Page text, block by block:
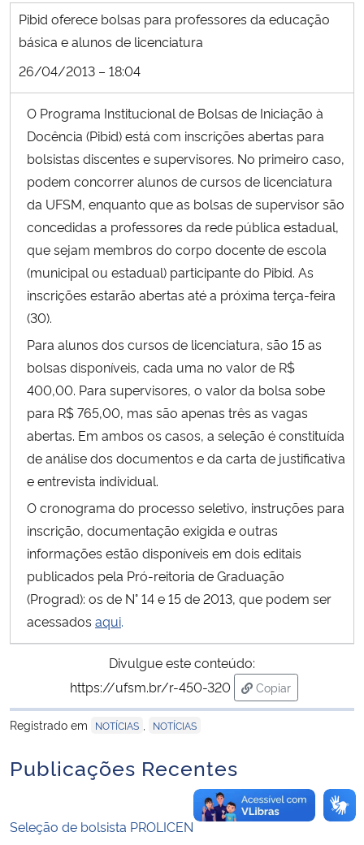
Ministério da Cidadania
Ministério da Ciência, Tecnologia, Inovações e Comunicações
Ministério do Meio Ambiente
Ministério do Turismo
Ministério do Desenvolvimento Regional
Controladoria-Geral da União
Secretaria-Geral
Secretaria de Governo
Gabinete de Segurança Institucional
Advocacia-Geral da União
Banco Central do Brasil
Pibid oferece bolsas para professores da educação
básica e alunos de licenciatura
26/04/2013 – 18:04
O Programa Institucional de Bolsas de Iniciação à
Docência (Pibid) está com inscrições abertas para
bolsistas discentes e supervisores. No primeiro caso,
podem concorrer alunos de cursos de licenciatura
da UFSM, enquanto que as bolsas de supervisor são
concedidas a professores da rede pública estadual,
que sejam membros do corpo docente de escola
(municipal ou estadual) participante do Pibid. As
inscrições estarão abertas até a próxima terça-feira
(30).
Para alunos dos cursos de licenciatura, são 15 as
bolsas disponíveis, cada uma no valor de R$
400,00. Para supervisores, o valor da bolsa sobe
para R$ 765,00, mas são apenas três as vagas
abertas. Em ambos os casos, a seleção é constituída
de análise dos documentos e da carta de justificativa
e entrevista individual.
O cronograma do processo seletivo, instruções para
inscrição, documentação exigida e outras
informações estão disponíveis em dois editais
publicados pela Pró-reitoria de Graduação
(Prograd): os de N° 14 e 15 de 2013, que podem ser
acessados aqui.
Divulgue este conteúdo:
https://ufsm.br/r-450-320
Copiar
para área de
Registrado em
NOTÍCIAS NOTÍCIAS
Publicações Recentes
Seleção de bolsista PROLICEN